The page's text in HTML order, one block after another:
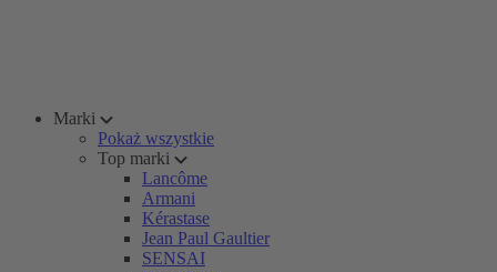
Marki
Pokaż wszystkie
Top marki
Lancôme
Armani
Kérastase
Jean Paul Gaultier
SENSAI